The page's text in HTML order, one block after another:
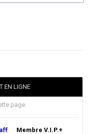
EN LIGNE
page.
Membre V.I.P.+